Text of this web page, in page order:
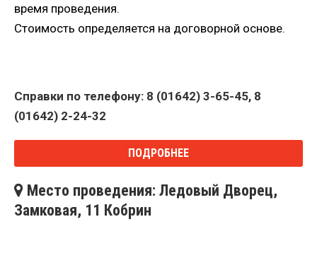
время проведения.
Стоимость определяется на договорной основе.
Справки по телефону: 8 (01642) 3-65-45, 8
(01642) 2-24-32
ПОДРОБНЕЕ
Место проведения: Ледовый Дворец,
Замковая, 11 Кобрин